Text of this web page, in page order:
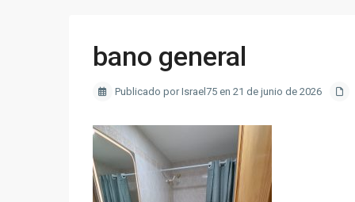
bano general
Publicado por Israel75 en 21 de junio de 2026